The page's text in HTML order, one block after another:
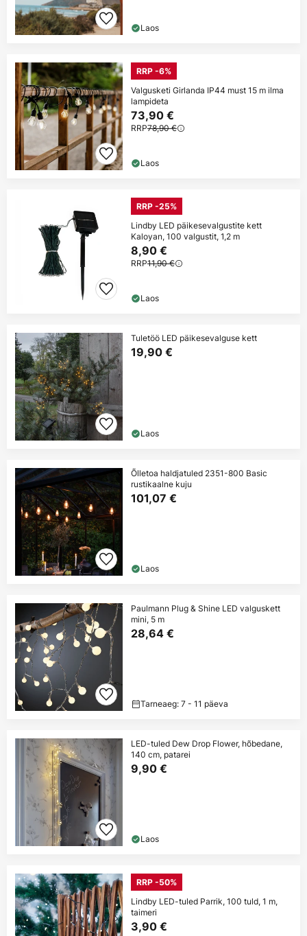
Laos
RRP -6%
Valgusketi Girlanda IP44 must 15 m ilma
lampideta
73,90 €
RRP78,90 €
Laos
RRP -25%
Lindby LED päikesevalgustite kett
Kaloyan, 100 valgustit, 1,2 m
8,90 €
RRP11,90 €
Laos
Tuletöö LED päikesevalguse kett
19,90 €
Laos
Õlletoa haldjatuled 2351-800 Basic
rustikaalne kuju
101,07 €
Laos
Paulmann Plug & Shine LED valguskett
mini, 5 m
28,64 €
Tarneaeg: 7 - 11 päeva
LED-tuled Dew Drop Flower, hõbedane,
140 cm, patarei
9,90 €
Laos
RRP -50%
Lindby LED-tuled Parrik, 100 tuld, 1 m,
taimeri
3,90 €